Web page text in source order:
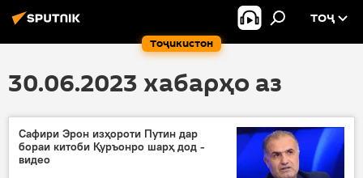
Тоҷикистон
ТОҶ
30.06.2023 хабарҳо аз
Сафири Эрон изҳороти Путин дар
бораи китоби Қуръонро шарҳ дод -
видео